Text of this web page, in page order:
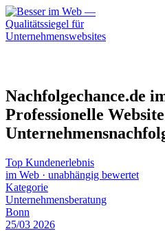
Zum
Inhalt
springen
Nachfolgechance.de
Professionelle
Top Kundenerlebnis
im Web · unabhängig bewertet
Kategorie
Unternehmensberatung
Bonn
25/03 2026